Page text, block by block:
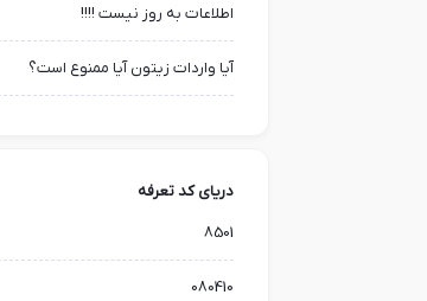
اطلاعات به روز نیست !!!!
آیا واردات زیتون آیا ممنوع است؟
دریای کد تعرفه
8501
080410